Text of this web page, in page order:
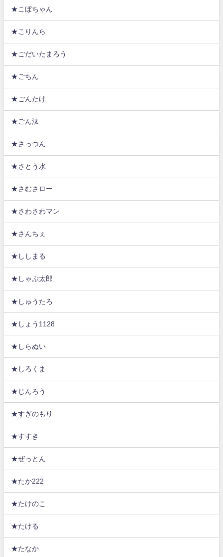
★こぼちゃん
★こりんら
★ごだいたまろう
★ごちん
★ごんたけ
★ごん汰
★さっつん
★さとう水
★さむさロー
★さわさわマン
★さんちぇ
★ししまる
★しゃぶ太郎
★しゅうたろ
★しょう1128
★しらぬい
★しろくま
★じんろう
★すぎのもり
★すすき
★ぜっとん
★たか222
★たけのこ
★たける
★たなか